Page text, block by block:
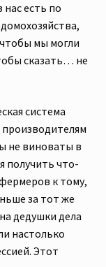
есть по
мы могли
сказать… не
система
не виноваты в
получить что-
к тому,
за тот же
дедушки дела
настолько
Этот